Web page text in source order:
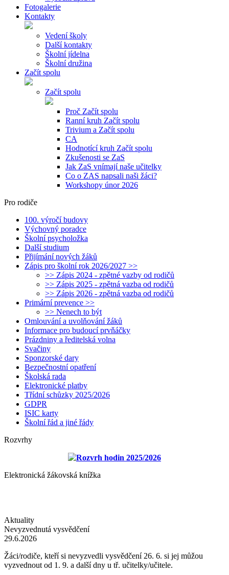
Fotogalerie
Kontakty
Vedení školy
Další kontakty
Školní jídelna
Školní družina
Začít spolu
Začít spolu
Proč Začít spolu
Ranní kruh Začít spolu
Trivium a Začít spolu
CA
Hodnotící kruh Začít spolu
Zkušenosti se ZaS
Jak ZaS vnímají naše učitelky
Co o ZAS napsali naši žáci?
Workshopy únor 2026
Pro rodiče
100. výročí budovy
Výchovný poradce
Školní psycholožka
Další studium
Přijímání nových žáků
Zápis pro školní rok 2026/2027 >>
>> Zápis 2024 - zpětné vazby od rodičů
>> Zápis 2025 - zpětná vazba od rodičů
>> Zápis 2026 - zpětná vazba od rodičů
Primární prevence >>
>> Nenech to být
Omlouvání a uvolňování žáků
Informace pro budoucí prvňáčky
Prázdniny a ředitelská volna
Svačiny
Sponzorské dary
Bezpečnostní opatření
Školská rada
Elektronické platby
Třídní schůzky 2025/2026
GDPR
ISIC karty
Školní řád a jiné řády
Rozvrhy
Rozvrh hodin 2025/2026
Elektronická žákovská knížka
Aktuality
Nevyzvednutá vysvědčení
29.6.2026
Žáci/rodiče, kteří si nevyzvedli vysvědčení 26. 6. si jej můžou
vyzvednout od 1. 9. a další dny u tř. učitelky/učitele.